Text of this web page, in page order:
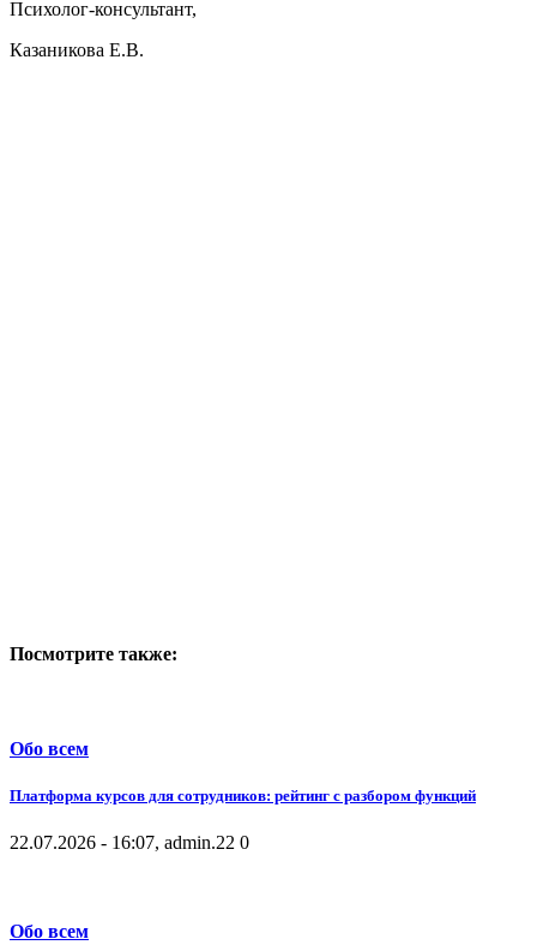
Психолог-консультант,
Казаникова Е.В.
Посмотрите также:
Обо всем
Платформа курсов для сотрудников: рейтинг с разбором функций
22.07.2026 - 16:07, admin.22 0
Обо всем